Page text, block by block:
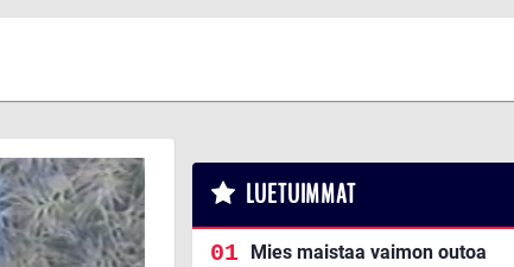
LUETUIMMAT
Mies maistaa vaimon outoa